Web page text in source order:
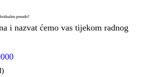
ponudu?
i nazvat ćemo vas tijekom radnog